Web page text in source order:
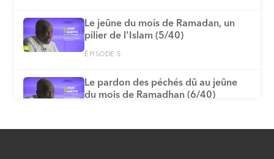
Le jeûne du mois de Ramadan, un
pilier de l'Islam (5/40)
ÉPISODE 5
Le pardon des péchés dû au jeûne
du mois de Ramadhan (6/40)